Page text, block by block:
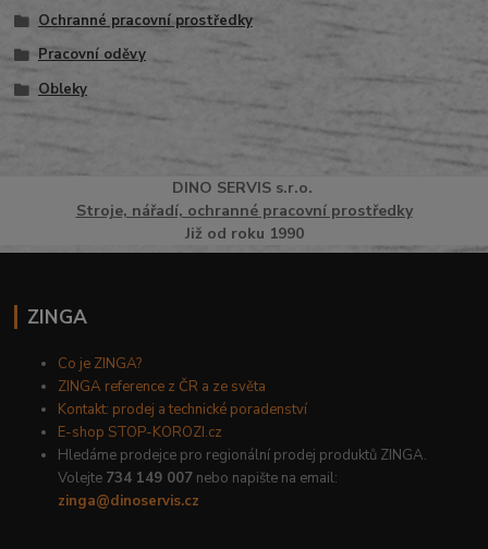
Ochranné pracovní prostředky
Pracovní oděvy
Obleky
DINO SERVISs.r.o.
Stroje, nářadí, ochranné pracovní prostředky
Již od roku 1990
ZINGA
Co je ZINGA?
ZINGA reference z ČR a ze světa
Kontakt: prodej a technické poradenství
E-shop STOP-KOROZI.cz
Hledáme prodejce pro regionální prodej produktů ZINGA.
Volejte 734 149 007 nebo napište na email:
zinga@dinoservis.cz